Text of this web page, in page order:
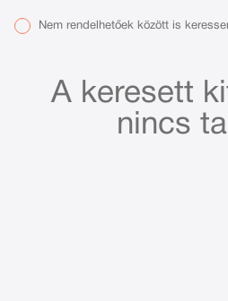
Nem rendelhetőek között is
A keresett
nincs